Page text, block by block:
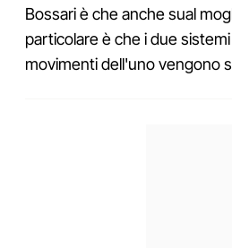
Bossari è che anche sual
particolare è che i due
movimenti dell'uno vengono